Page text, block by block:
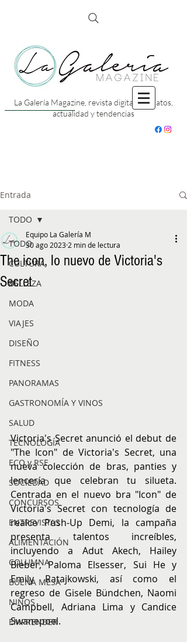
La Galería Magazine, revista digital con datos,
actualidad y tendencias
Entrada
TODO
CULTURA
BELLEZA
MODA
VIAJES
DISEÑO
FITNESS
PANORAMAS
GASTRONOMÍA Y VINOS
SALUD
TECNOLOGÍA
ECO y RSE
SOCIEDAD
CONCURSOS
ENTREVISTAS
ALIMENTACIÓN
COLUMNA
BUENA MESA
NIÑOS
EMPRENDER
TODO
The icon, lo nuevo de Victoria's
Secret
Equipo La Galería M
30 ago 2023 2 min de lectura
Victoria's Secret anunció el debut de
"The Icon" de Victoria's Secret, una
nueva colección de bras, panties y
lencería que celebran tu silueta.
Centrada en el nuevo bra "Icon" de
Victoria's Secret con tecnología de
realce Push-Up Demi, la campaña
presenta talentos increíbles,
incluyendo a Adut Akech, Hailey
Bieber, Paloma Elsesser, Sui He y
Emily Ratajkowski, así como el
regreso de Gisele Bündchen, Naomi
Campbell, Adriana Lima y Candice
Swanepoel.